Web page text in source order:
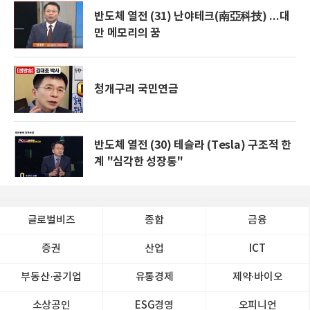
반도체 열전 (31) 난야테크(南亞科技) ...대
만 메모리의 꿈
청개구리 국민연금
반도체 열전 (30) 테슬라 (Tesla) 구조적 한
계 "심각한 성장통"
글로벌비즈 종합 금융
증권 산업 ICT
부동산·공기업 유통경제 제약∙바이오
소상공인 ESG경영 오피니언